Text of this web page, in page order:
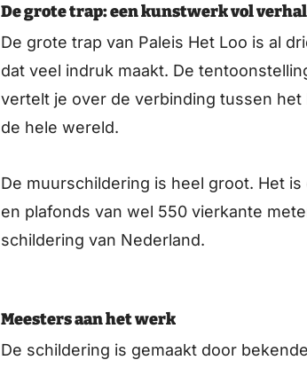
De grote trap: een kunstwerk vol
De grote trap van Paleis Het Loo is al
dat veel indruk maakt. De
vertelt je over de verbinding tussen
de hele wereld.
De muurschildering is heel groot. Het
en plafonds van wel 550 vierkante
schildering van Nederland.
Meesters aan het werk
De schildering is gemaakt door